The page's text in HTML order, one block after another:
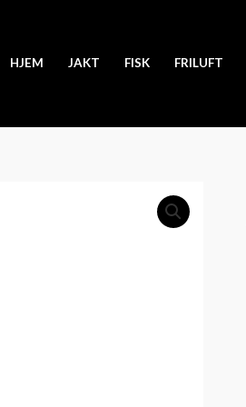
HJEM JAKT FISK FRILUFT